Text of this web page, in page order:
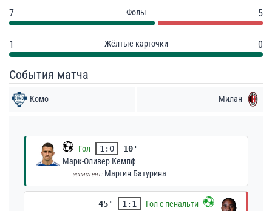
7 Фолы 5
1 Жёлтые карточки 0
События матча
Комо Милан
Гол 1:0
10'
Марк-Оливер Кемпф
ассистент: Мартин Батурина
45' 1:1
Гол с пенальти